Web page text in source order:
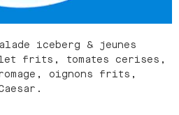
iceberg & jeunes
frits, tomates cerises,
oignons frits,